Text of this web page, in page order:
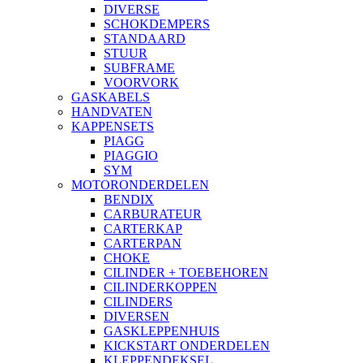
DIVERSE
SCHOKDEMPERS
STANDAARD
STUUR
SUBFRAME
VOORVORK
GASKABELS
HANDVATEN
KAPPENSETS
PIAGG
PIAGGIO
SYM
MOTORONDERDELEN
BENDIX
CARBURATEUR
CARTERKAP
CARTERPAN
CHOKE
CILINDER + TOEBEHOREN
CILINDERKOPPEN
CILINDERS
DIVERSEN
GASKLEPPENHUIS
KICKSTART ONDERDELEN